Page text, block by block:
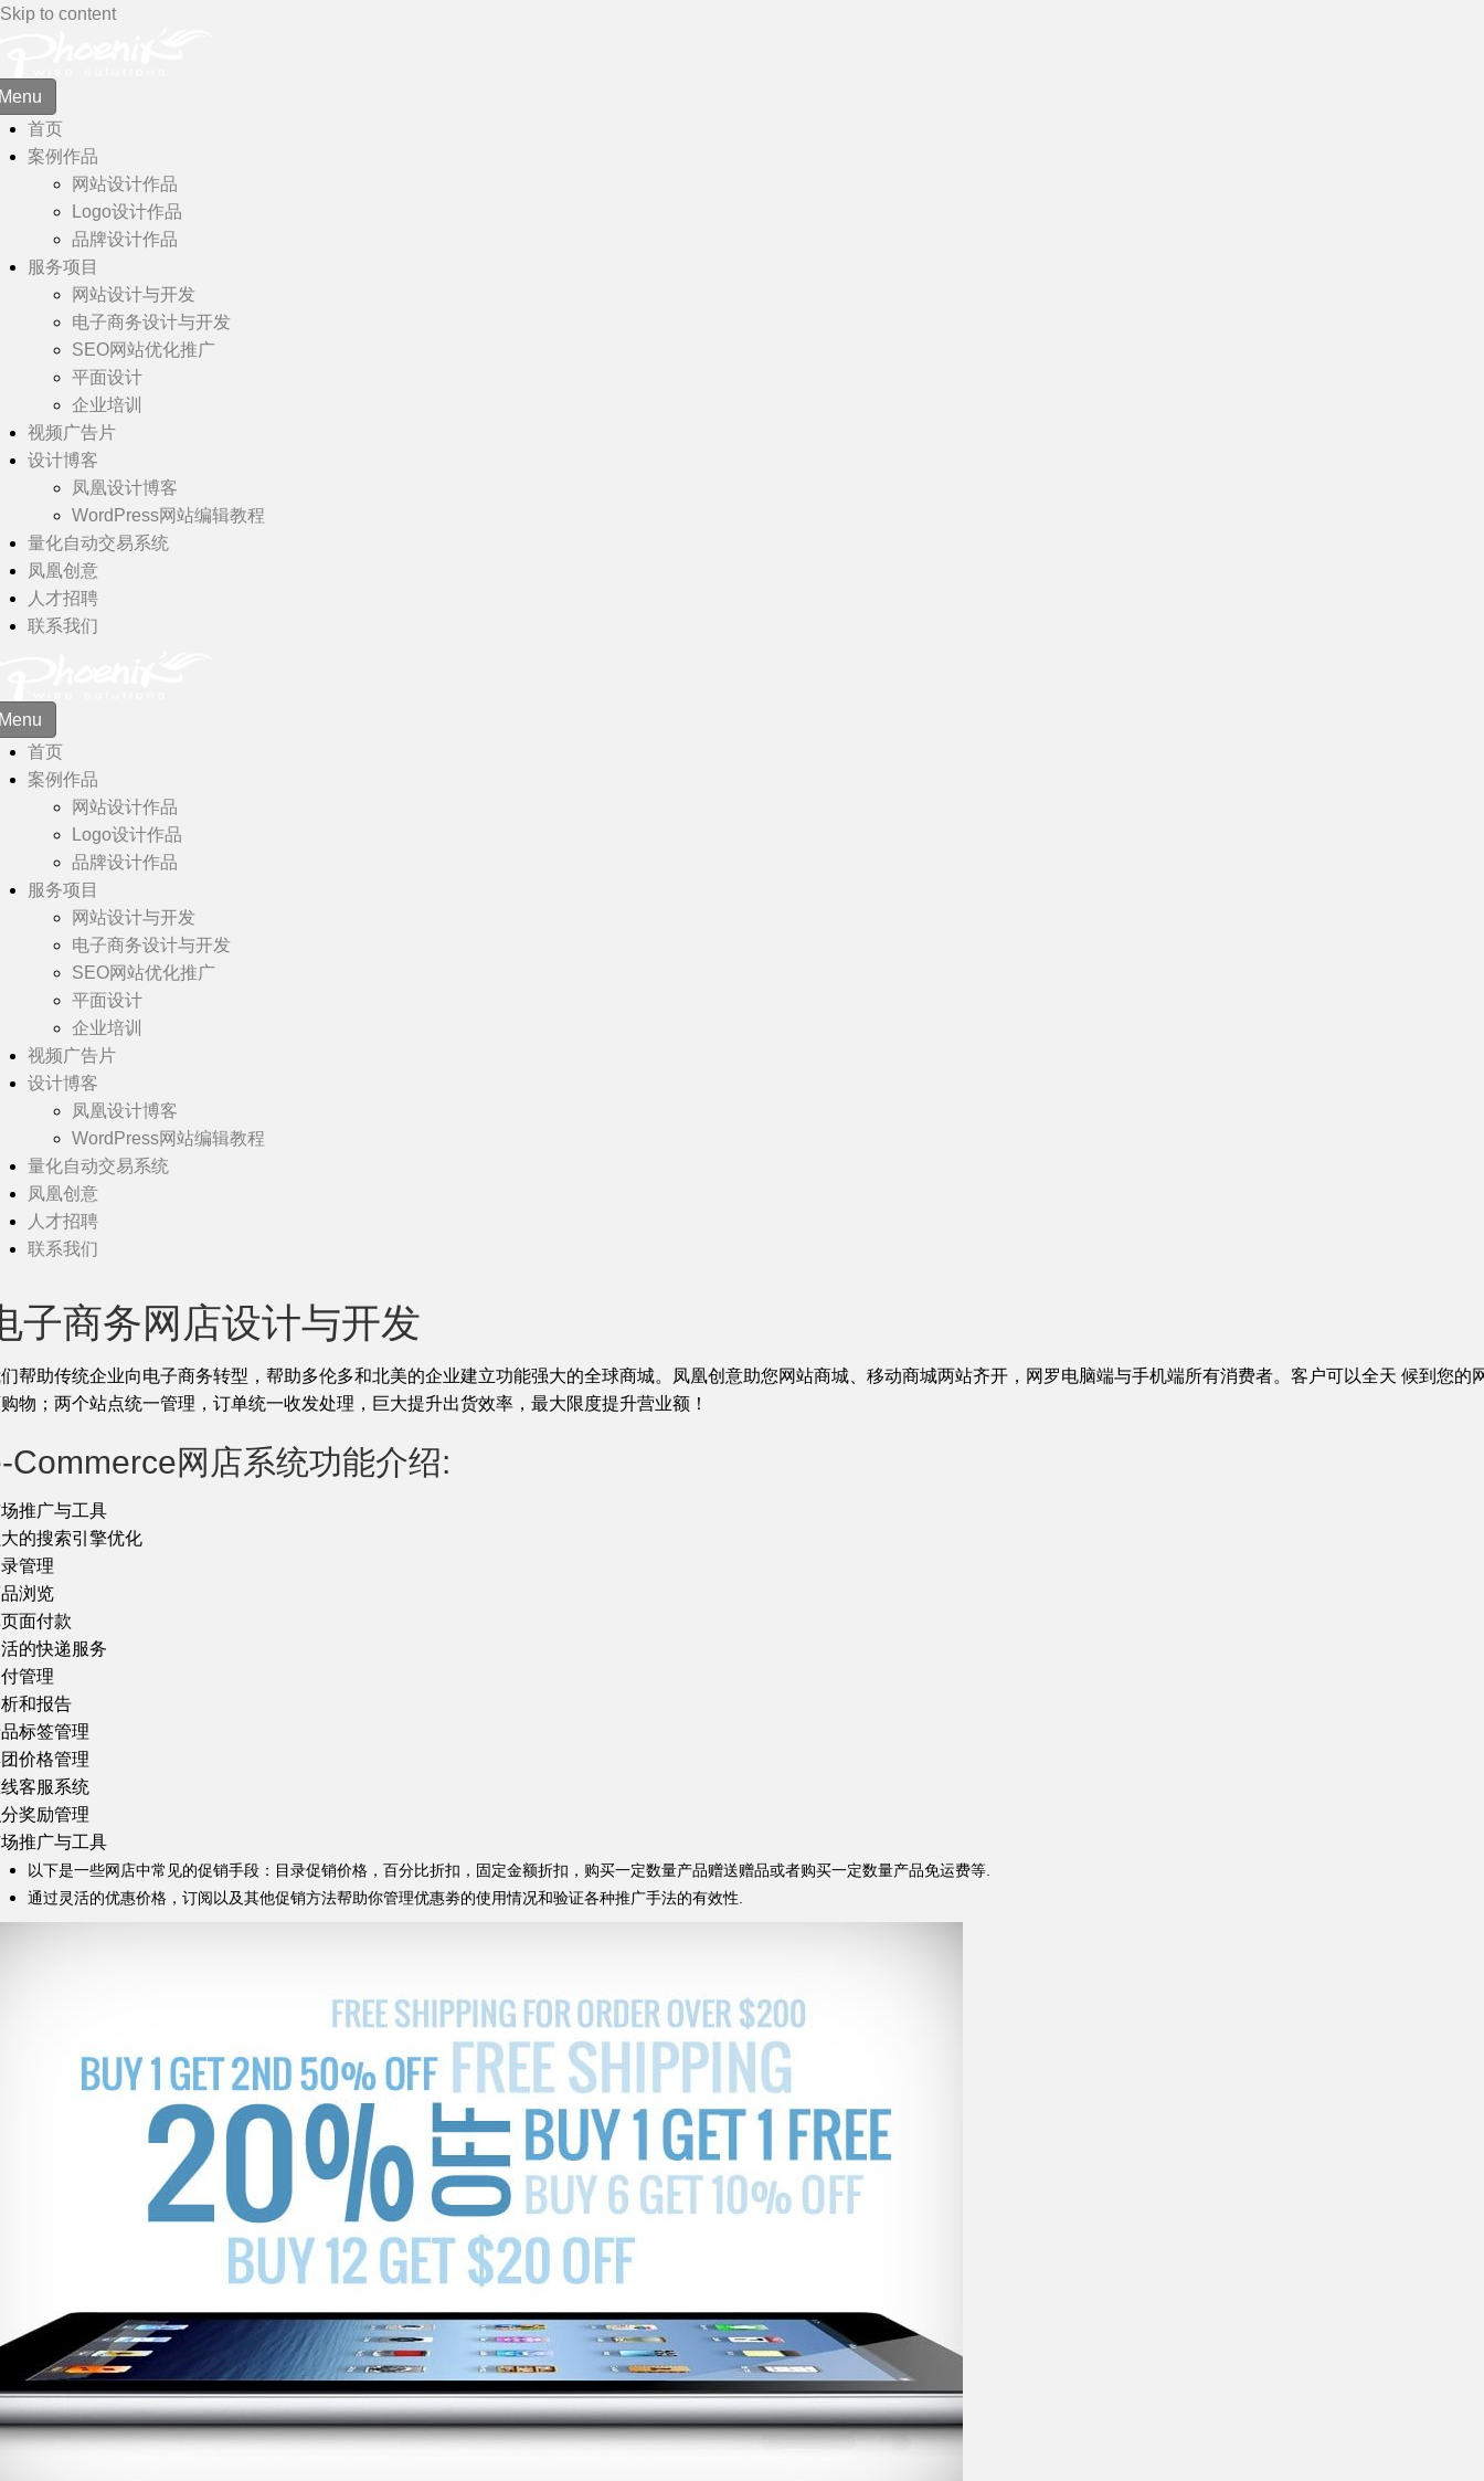
Skip to content
首页
案例作品
网站设计作品
Logo设计作品
品牌设计作品
服务项目
网站设计与开发
电子商务设计与开发
SEO网站优化推广
平面设计
企业培训
视频广告片
设计博客
凤凰设计博客
WordPress网站编辑教程
量化自动交易系统
凤凰创意
人才招聘
联系我们
首页
案例作品
网站设计作品
Logo设计作品
品牌设计作品
服务项目
网站设计与开发
电子商务设计与开发
SEO网站优化推广
平面设计
企业培训
视频广告片
设计博客
凤凰设计博客
WordPress网站编辑教程
量化自动交易系统
凤凰创意
人才招聘
联系我们
子商务网店设计与开发
帮助传统企业向电子商务转型，帮助多伦多和北美的企业建立功能强大的全球商城。凤凰创意助您网站商城、移动商城两站齐开，网罗电脑端与手机端所有消费者。客户可以全天 候到您的
物；两个站点统一管理，订单统一收发处理，巨大提升出货效率，最大限度提升营业额！
Commerce网店系统功能介绍:
推广与工具
的搜索引擎优化
管理
浏览
面付款
的快递服务
管理
和报告
标签管理
价格管理
客服系统
奖励管理
推广与工具
以下是一些网店中常见的促销手段：目录促销价格，百分比折扣，固定金额折扣，购买一定数量产品赠送赠品或者购买一定数量产品免运费等.
通过灵活的优惠价格，订阅以及其他促销方法帮助你管理优惠劵的使用情况和验证各种推广手法的有效性.